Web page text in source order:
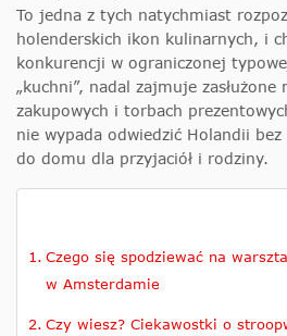
To jedna z tych natychmiast
holenderskich ikon kulinarnych, i
konkurencji w ograniczonej
„kuchni”, nadal zajmuje zasłużone
zakupowych i torbach
nie wypada odwiedzić Holandii
do domu dla przyjaciół i rodziny.
Czego się spodziewać na
w Amsterdamie
Czy wiesz? Ciekawostki o